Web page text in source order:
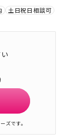
土日祝日相談可
ズです。